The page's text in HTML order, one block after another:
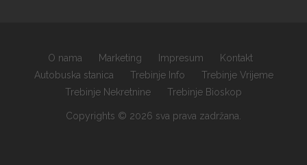
O nama Marketing Impresum
Kontakt
Autobuska stanica
Trebinje Info
Trebinje Vrijeme
Trebinje Nekretnine
Trebinje Bioskop
Copyrights © 2026 sva prava zadržana.